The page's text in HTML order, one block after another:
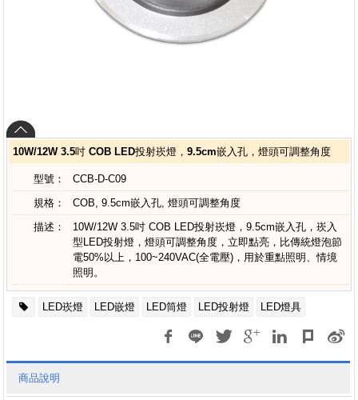
10W/12W 3.5吋 COB LED投射崁燈，9.5cm嵌入孔，燈頭可調整角度
型號：
CCB-D-C09
規格：
COB, 9.5cm嵌入孔, 燈頭可調整角度
描述：
10W/12W 3.5吋 COB LED投射崁燈，9.5cm嵌入孔，崁入
型LED投射燈，燈頭可調整角度，立即點亮，比傳統燈泡節
電50%以上，100~240VAC(全電壓)，用於重點照明、情境
照明。
LED崁燈 LED嵌燈 LED筒燈 LED投射燈 LED燈具
商品說明